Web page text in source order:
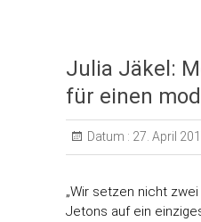
Julia Jäkel:
für einen
Datum : 27. April
„Wir setzen nicht
Jetons auf ein